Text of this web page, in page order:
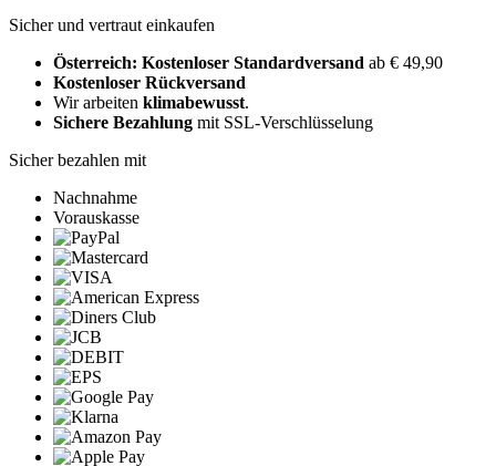
Sicher und vertraut einkaufen
Österreich: Kostenloser Standardversand ab € 49,90
Kostenloser Rückversand
Wir arbeiten klimabewusst.
Sichere Bezahlung mit SSL-Verschlüsselung
Sicher bezahlen mit
Nachnahme
Vorauskasse